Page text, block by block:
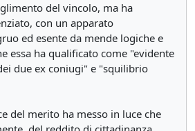
del vincolo, ma ha
con un apparato
ed esente da mende logiche e
essa ha qualificato come "evidente
due ex coniugi" e "squilibrio
del merito ha messo in luce che